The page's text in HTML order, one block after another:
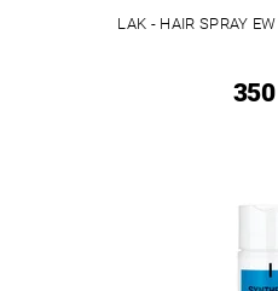
LAK - HAIR SPRAY